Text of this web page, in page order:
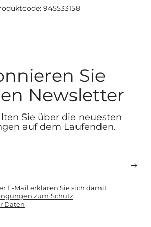
945533158
Sie
Newsletter
Sie über die neuesten
auf dem Laufenden.
E-Mail erklären Sie sich damit
zum Schutz
Daten